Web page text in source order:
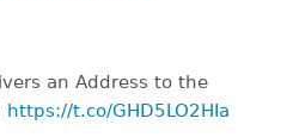
an Address to the
https://t.co/GHD5LO2HIa